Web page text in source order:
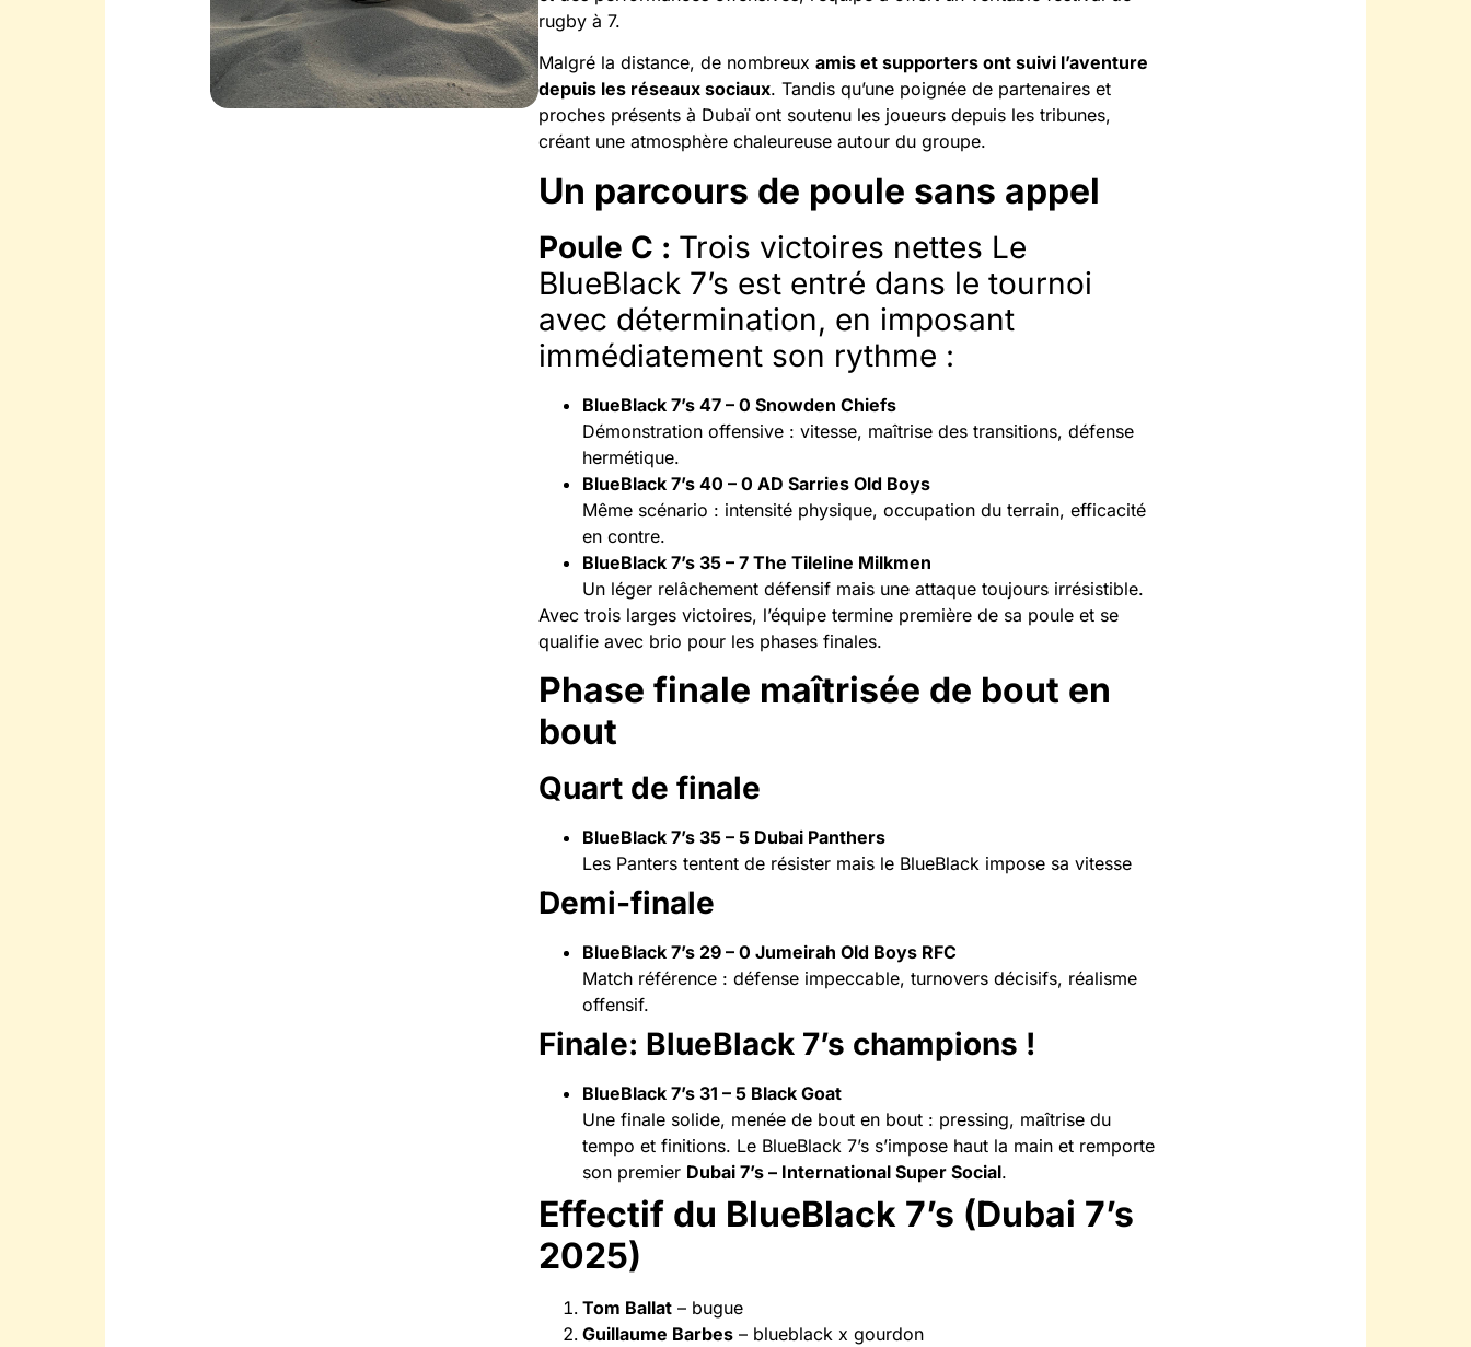
rugby à 7.
Malgré la distance, de nombreux amis et supporters ont suivi l’aventure
depuis les réseaux sociaux. Tandis qu’une poignée de partenaires et
proches présents à Dubaï ont soutenu les joueurs depuis les tribunes,
créant une atmosphère chaleureuse autour du groupe.
Un parcours de poule sans appel
Poule C : Trois victoires nettes Le
BlueBlack 7’s est entré dans le tournoi
avec détermination, en imposant
immédiatement son rythme :
BlueBlack 7’s 47 – 0 Snowden Chiefs
Démonstration offensive : vitesse, maîtrise des transitions, défense
hermétique.
BlueBlack 7’s 40 – 0 AD Sarries Old Boys
Même scénario : intensité physique, occupation du terrain, efficacité
en contre.
BlueBlack 7’s 35 – 7 The Tileline Milkmen
Un léger relâchement défensif mais une attaque toujours irrésistible.
Avec trois larges victoires, l’équipe termine première de sa poule et se
qualifie avec brio pour les phases finales.
Phase finale maîtrisée de bout en
bout
Quart de finale
BlueBlack 7’s 35 – 5 Dubai Panthers
Les Panters tentent de résister mais le BlueBlack impose sa vitesse
Demi-finale
BlueBlack 7’s 29 – 0 Jumeirah Old Boys RFC
Match référence : défense impeccable, turnovers décisifs, réalisme
offensif.
Finale: BlueBlack 7’s champions !
BlueBlack 7’s 31 – 5 Black Goat
Une finale solide, menée de bout en bout : pressing, maîtrise du
tempo et finitions. Le BlueBlack 7’s s’impose haut la main et remporte
son premier Dubai 7’s – International Super Social.
Effectif du BlueBlack 7’s (Dubai 7’s
2025)
Tom Ballat – bugue
Guillaume Barbes – blueblack x gourdon